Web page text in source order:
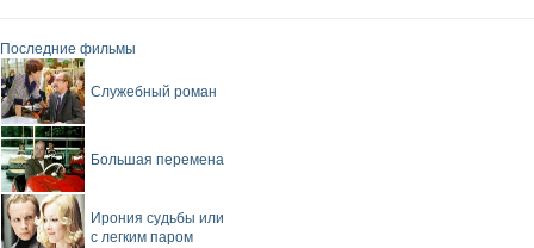
Последние фильмы
Служебный роман
Большая перемена
Ирония судьбы или
с легким паром